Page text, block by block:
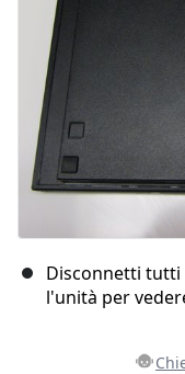
Disconnetti tutti
l'unità per